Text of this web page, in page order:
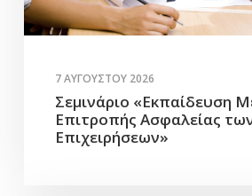
7 ΑΥΓΟΎΣΤΟΥ 2026
Σεμινάριο «Εκπαίδευση
Επιτροπής Ασφαλείας
Επιχειρήσεων»